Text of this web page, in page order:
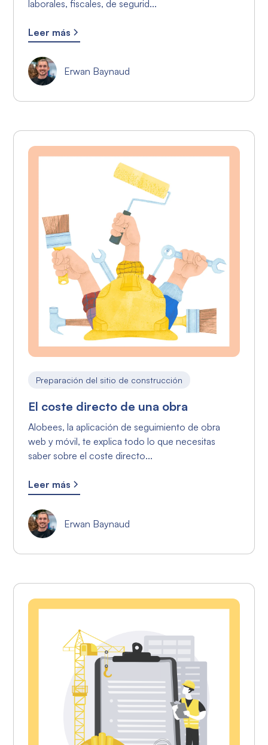
laborales, fiscales, de segurid...
Leer más
Erwan Baynaud
Preparación del sitio de construcción
El coste directo de una obra
Alobees, la aplicación de seguimiento de obra
web y móvil, te explica todo lo que necesitas
saber sobre el coste directo...
Leer más
Erwan Baynaud